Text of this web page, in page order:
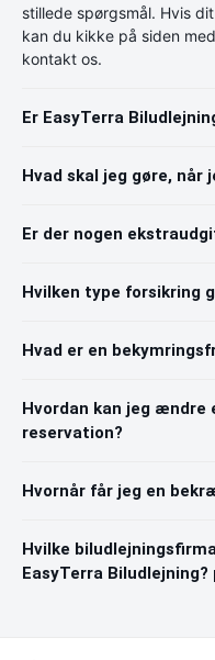
stillede spørgsmål. Hvis
kan du kikke på siden
kontakt os.
Er EasyTerra
Hvad skal jeg gøre, når
Er der nogen
Hvilken type forsikring
Hvad er en
Hvordan kan jeg ændre
reservation?
Hvornår får jeg en
Hvilke
EasyTerra